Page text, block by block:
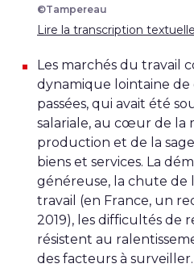
©Tampereau
Lire la transcription
Les marchés du travail
dynamique lointaine de
passées, qui avait été
salariale, au cœur de la
production et de la
biens et services. La
généreuse, la chute de
travail (en France, un
2019), les difficultés de
résistent au
des facteurs à surveiller.